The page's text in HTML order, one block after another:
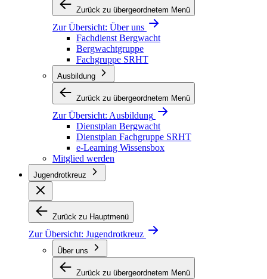
Zurück zu übergeordnetem Menü
Zur Übersicht: Über uns
Fachdienst Bergwacht
Bergwachtgruppe
Fachgruppe SRHT
Ausbildung
Zurück zu übergeordnetem Menü
Zur Übersicht: Ausbildung
Dienstplan Bergwacht
Dienstplan Fachgruppe SRHT
e-Learning Wissensbox
Mitglied werden
Jugendrotkreuz
Zurück zu Hauptmenü
Zur Übersicht: Jugendrotkreuz
Über uns
Zurück zu übergeordnetem Menü